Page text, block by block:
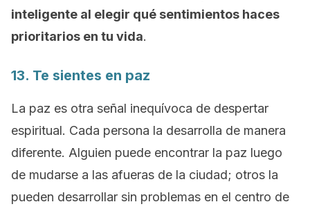
inteligente al elegir qué sentimientos haces
prioritarios en tu vida.
13. Te sientes en paz
La paz es otra señal inequívoca de despertar
espiritual. Cada persona la desarrolla de manera
diferente. Alguien puede encontrar la paz luego
de mudarse a las afueras de la ciudad; otros la
pueden desarrollar sin problemas en el centro de